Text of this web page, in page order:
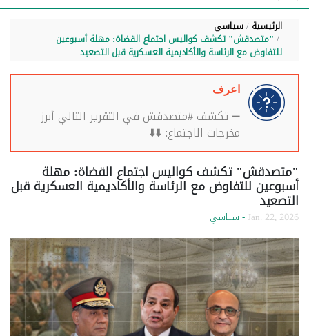
الرئيسية سياسي
"متصدقش" تكشف كواليس اجتماع القضاة: مهلة أسبوعين
للتفاوض مع الرئاسة والأكاديمية العسكرية قبل التصعيد
اعرف
➖ تكشف #متصدقش في التقرير التالي أبرز
مخرجات الاجتماع: ⬇️⬇️
"متصدقش" تكشف كواليس اجتماع القضاة: مهلة
أسبوعين للتفاوض مع الرئاسة والأكاديمية العسكرية قبل
التصعيد
Jan. 22, 2026- سياسي